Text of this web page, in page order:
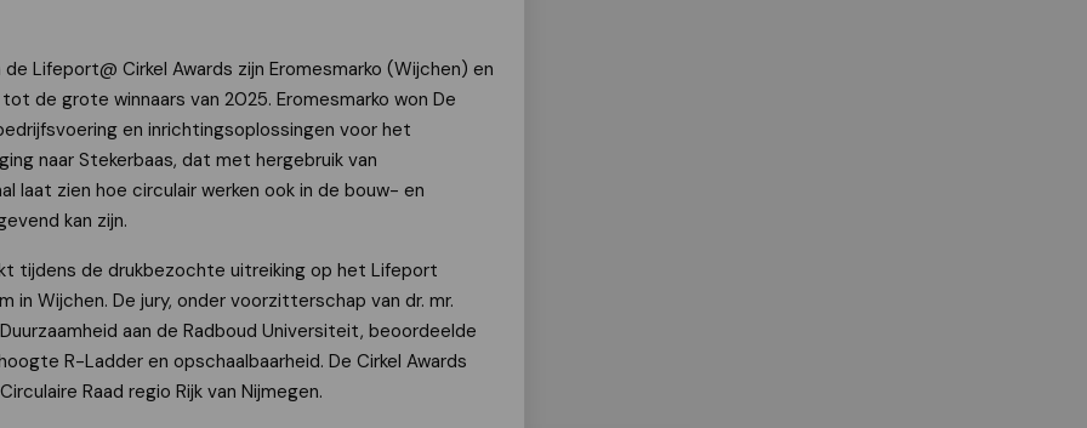
Lifeport@ Cirkel Awards zijn Eromesmarko (Wijchen) en
de grote winnaars van 2025. Eromesmarko won De
en inrichtingsoplossingen voor het
naar Stekerbaas, dat met hergebruik van
laat zien hoe circulair werken ook in de bouw- en
kan zijn.
tijdens de drukbezochte uitreiking op het Lifeport
in Wijchen. De jury, onder voorzitterschap van dr. mr.
aan de Radboud Universiteit, beoordeelde
R-Ladder en opschaalbaarheid. De Cirkel Awards
Raad regio Rijk van Nijmegen.